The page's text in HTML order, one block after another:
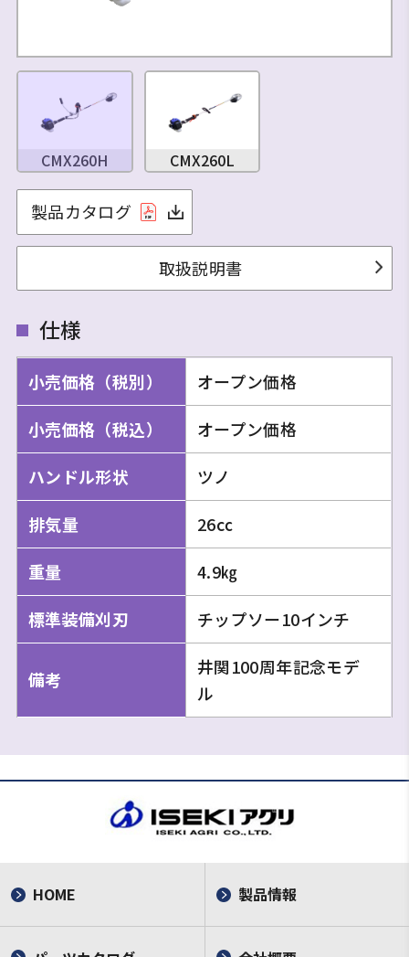
CMX260H CMX260L
製品カタログ
取扱説明書
仕様
小売価格（税別）
オープン価格
小売価格（税込）
オープン価格
ハンドル形状
ツノ
排気量
26㏄
重量
4.9㎏
標準装備刈刃
チップソー10インチ
備考
井関100周年記念モデ
ル
HOME 製品情報